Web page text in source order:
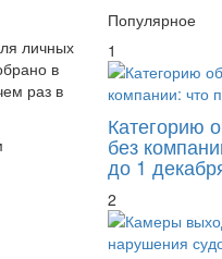
личных
в
раз в
Популярное
1
Категорию
без
до 1
2